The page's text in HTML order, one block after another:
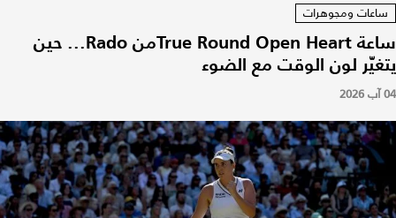
ساعات ومجوهرات
ساعة True Round Open Heartمن Rado... حين
يتغيّر لون الوقت مع الضوء
04 آب 2026